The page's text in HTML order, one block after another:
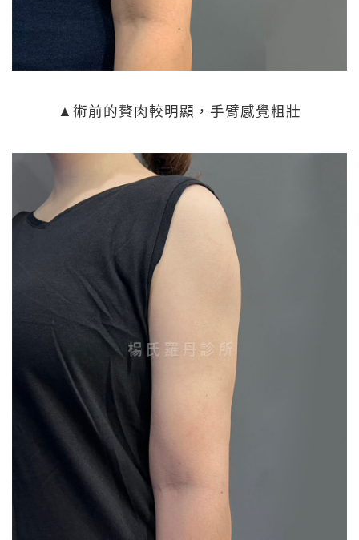
▲術前的贅肉較明顯，手臂感覺粗壯